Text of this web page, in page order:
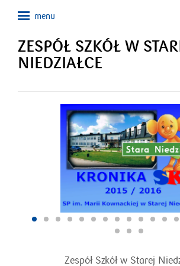
ZESPÓŁ SZKÓŁ W
NIEDZIAŁCE
Zespół Szkół w Starej